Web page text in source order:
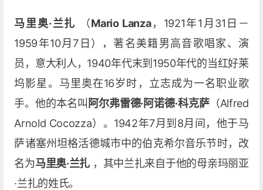
马里奥·兰扎 （Mario Lanza，1921年1月31日－
1959年10月7日），著名美籍男高音歌唱家、演
员，意大利人，1940年代末到1950年代的当红好莱
坞影星。马里奥在16岁时，立志成为一名职业歌
手。他的本名叫 阿尔弗雷德·阿诺德·科克萨（Alfred
Arnold Cocozza）。1942年7月到8月间，他于马
萨诸塞州坦格活德城市中的伯克希尔音乐节时，改
名为马里奥·兰扎 ，其中兰扎来自于他的母亲玛丽亚
·兰扎的姓氏。